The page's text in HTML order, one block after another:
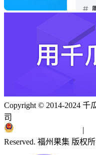
Copyright © 2014-2024 千
司
|
Reserved. 福州果集 版权